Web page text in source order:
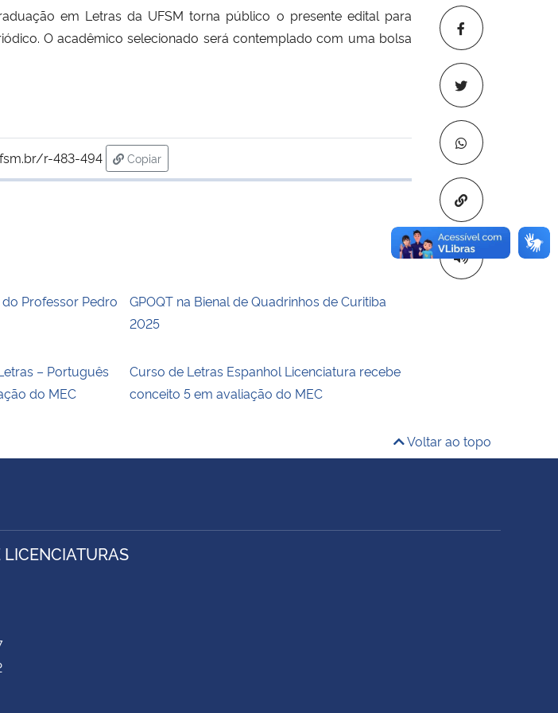
Copiar para
em Letras da UFSM torna público o presente edital para
O acadêmico selecionado será contemplado com uma bolsa
r-483-494
Copiar
para área de transferência
Professor Pedro
GPOQT na Bienal de Quadrinhos de Curitiba
2025
– Português
do MEC
Curso de Letras Espanhol Licenciatura recebe
conceito 5 em avaliação do MEC
Voltar ao topo